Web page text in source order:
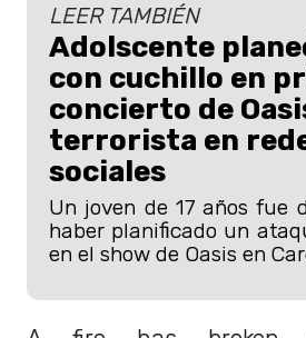
LEER TAMBIÉN
Adolscente
con cuchillo en
concierto de
terrorista en
sociales
Un joven de 17 años fue
haber planificado un
en el show de Oasis en